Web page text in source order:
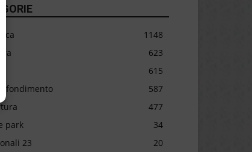
1148
623
615
587
477
park
34
23
20